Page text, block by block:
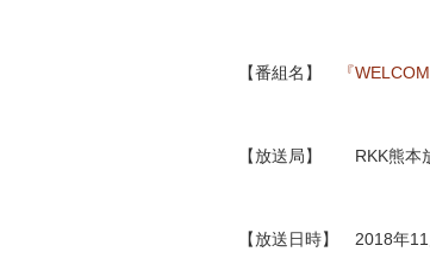
【番組名】 『
【放送局】 RKK熊本
【放送日時】 2018年